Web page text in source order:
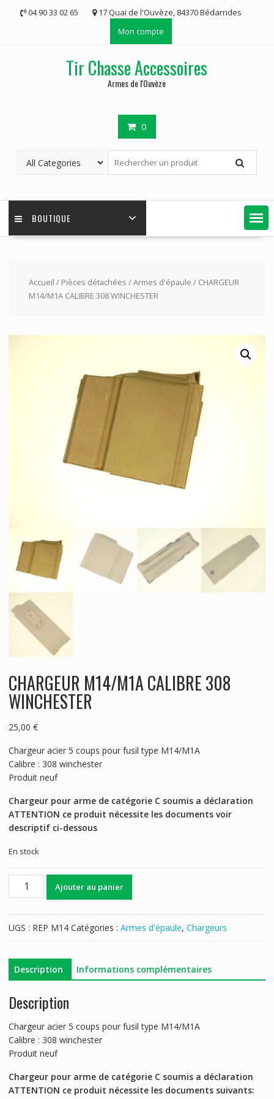
04 90 33 02 65
17 Quai de l'Ouvèze, 84370 Bédarrides
Mon compte
Tir Chasse Accessoires
Armes de l'Ouvèze
0
BOUTIQUE
Accueil / Pièces détachées /Armes d'épaule / CHARGEUR
M14/M1A CALIBRE 308 WINCHESTER
CHARGEUR M14/M1A CALIBRE 308
WINCHESTER
25,00 €
Chargeur acier 5 coups pour fusil type M14/M1A
Calibre : 308 winchester
Produit neuf
Chargeur pour arme de catégorie C soumis a déclaration
ATTENTION ce produit nécessite les documents voir
descriptif ci-dessous
En stock
quantité
CALIBRE
WINCHESTER
Ajouter au panier
UGS : REP M14 Catégories : Armes d'épaule, Chargeurs
Description Informations complémentaires
Description
Chargeur acier 5 coups pour fusil type M14/M1A
Calibre : 308 winchester
Produit neuf
Chargeur pour arme de catégorie C soumis a déclaration
ATTENTION ce produit nécessite les documents suivants: